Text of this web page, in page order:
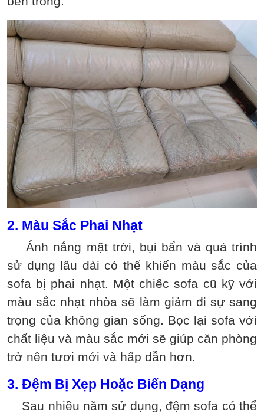
2. Màu Sắc Phai Nhạt
Ánh nắng mặt trời, bụi bẩn và quá trình
sử dụng lâu dài có thể khiến màu sắc của
sofa bị phai nhạt. Một chiếc sofa cũ kỹ với
màu sắc nhạt nhòa sẽ làm giảm đi sự sang
trọng của không gian sống. Bọc lại sofa với
chất liệu và màu sắc mới sẽ giúp căn phòng
trở nên tươi mới và hấp dẫn hơn.
3. Đệm Bị Xẹp Hoặc Biến Dạng
Sau nhiều năm sử dụng, đệm sofa có thể